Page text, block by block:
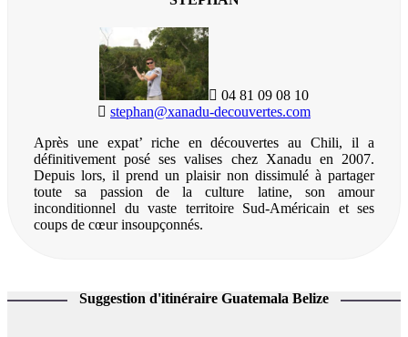
04 81 09 08 10
stephan@xanadu-decouvertes.com
Après une expat’ riche en découvertes au Chili, il a
définitivement posé ses valises chez Xanadu en 2007.
Depuis lors, il prend un plaisir non dissimulé à partager
toute sa passion de la culture latine, son amour
inconditionnel du vaste territoire Sud-Américain et ses
coups de cœur insoupçonnés.
Suggestion d'itinéraire Guatemala Belize